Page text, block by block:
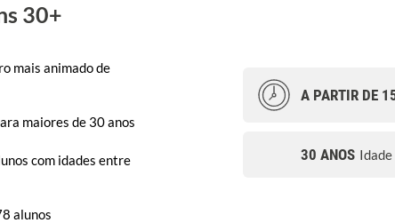
30+
mais animado de
maiores de 30 anos
com idades entre
alunos
A PARTIR DE
30 ANOS